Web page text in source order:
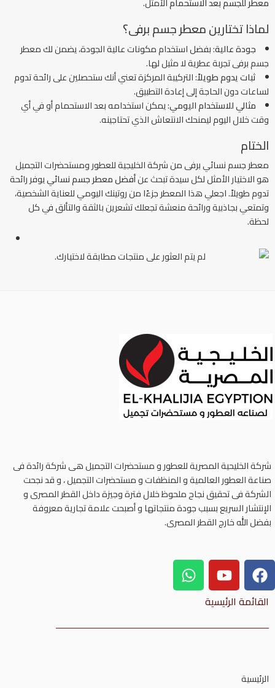
لماذا تختارين معطر جسم برفى؟
جودة عالية: بفضل استخدام مكونات عالية الجودة، يضمن لك معطر
جسم برفى تجربة عطرية لا مثيل لها.
ثبات يدوم طويلاً: التركيبة المركزة تعني أنك ستحصلين على رائحة تدوم
لساعات دون الحاجة إلى إعادة التطبيق.
مثالي للاستخدام اليومي: يمكن استخدامه بعد الاستحمام أو في أي
وقت خلال اليوم ليمنحك الانتعاش الذي تحتاجينه.
الختام
معطر جسم نسائي برفى من شركة الخليجية للعطور ومستحضرات التجميل
هو الاختيار الأمثل لكل سيدة تبحث عنأفضل معطر جسم نسائييوفر رائحة
تدوم طويلاً. اجعلي هذا المعطر جزءًا من روتينك اليومي للعناية الشخصية،
وتمتعي بجاذبية ورائحة منعشة تجعلك تشعرين بالثقة والتألق في كل
لحظة.
لم يتم العثور على منتجات مطابقة لاختيارك.
شركة الخليحية المصرية للعطور و مستحضرات التجميل هى شركة رائدة فى
صناعة العطور العالمية و المنظفات و مستحضرات التجميل ، و قد نجحت
الشركة فى تحقيق نجاح ملحوظ خلال فترة وجيزة داخل القطر المصرى و
الإنتشار السريع بسبب جودة منتجاتها و أصبحت علامة تجارية معروفة
بفضل الله خارج القطر المصرى.
القائمة الرئيسية
الرئيسية